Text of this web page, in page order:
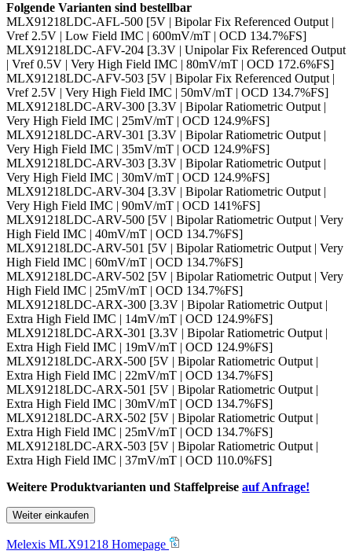
Folgende Varianten sind bestellbar
MLX91218LDC-AFL-500 [5V | Bipolar Fix Referenced Output |
Vref 2.5V | Low Field IMC | 600mV/mT | OCD 134.7%FS]
MLX91218LDC-AFV-204 [3.3V | Unipolar Fix Referenced Output
| Vref 0.5V | Very High Field IMC | 80mV/mT | OCD 172.6%FS]
MLX91218LDC-AFV-503 [5V | Bipolar Fix Referenced Output |
Vref 2.5V | Very High Field IMC | 50mV/mT | OCD 134.7%FS]
MLX91218LDC-ARV-300 [3.3V | Bipolar Ratiometric Output |
Very High Field IMC | 25mV/mT | OCD 124.9%FS]
MLX91218LDC-ARV-301 [3.3V | Bipolar Ratiometric Output |
Very High Field IMC | 35mV/mT | OCD 124.9%FS]
MLX91218LDC-ARV-303 [3.3V | Bipolar Ratiometric Output |
Very High Field IMC | 30mV/mT | OCD 124.9%FS]
MLX91218LDC-ARV-304 [3.3V | Bipolar Ratiometric Output |
Very High Field IMC | 90mV/mT | OCD 141%FS]
MLX91218LDC-ARV-500 [5V | Bipolar Ratiometric Output | Very
High Field IMC | 40mV/mT | OCD 134.7%FS]
MLX91218LDC-ARV-501 [5V | Bipolar Ratiometric Output | Very
High Field IMC | 60mV/mT | OCD 134.7%FS]
MLX91218LDC-ARV-502 [5V | Bipolar Ratiometric Output | Very
High Field IMC | 25mV/mT | OCD 134.7%FS]
MLX91218LDC-ARX-300 [3.3V | Bipolar Ratiometric Output |
Extra High Field IMC | 14mV/mT | OCD 124.9%FS]
MLX91218LDC-ARX-301 [3.3V | Bipolar Ratiometric Output |
Extra High Field IMC | 19mV/mT | OCD 124.9%FS]
MLX91218LDC-ARX-500 [5V | Bipolar Ratiometric Output |
Extra High Field IMC | 22mV/mT | OCD 134.7%FS]
MLX91218LDC-ARX-501 [5V | Bipolar Ratiometric Output |
Extra High Field IMC | 30mV/mT | OCD 134.7%FS]
MLX91218LDC-ARX-502 [5V | Bipolar Ratiometric Output |
Extra High Field IMC | 25mV/mT | OCD 134.7%FS]
MLX91218LDC-ARX-503 [5V | Bipolar Ratiometric Output |
Extra High Field IMC | 37mV/mT | OCD 110.0%FS]
Weitere Produktvarianten und Staffelpreise auf Anfrage!
Weiter einkaufen
Melexis MLX91218 Homepage